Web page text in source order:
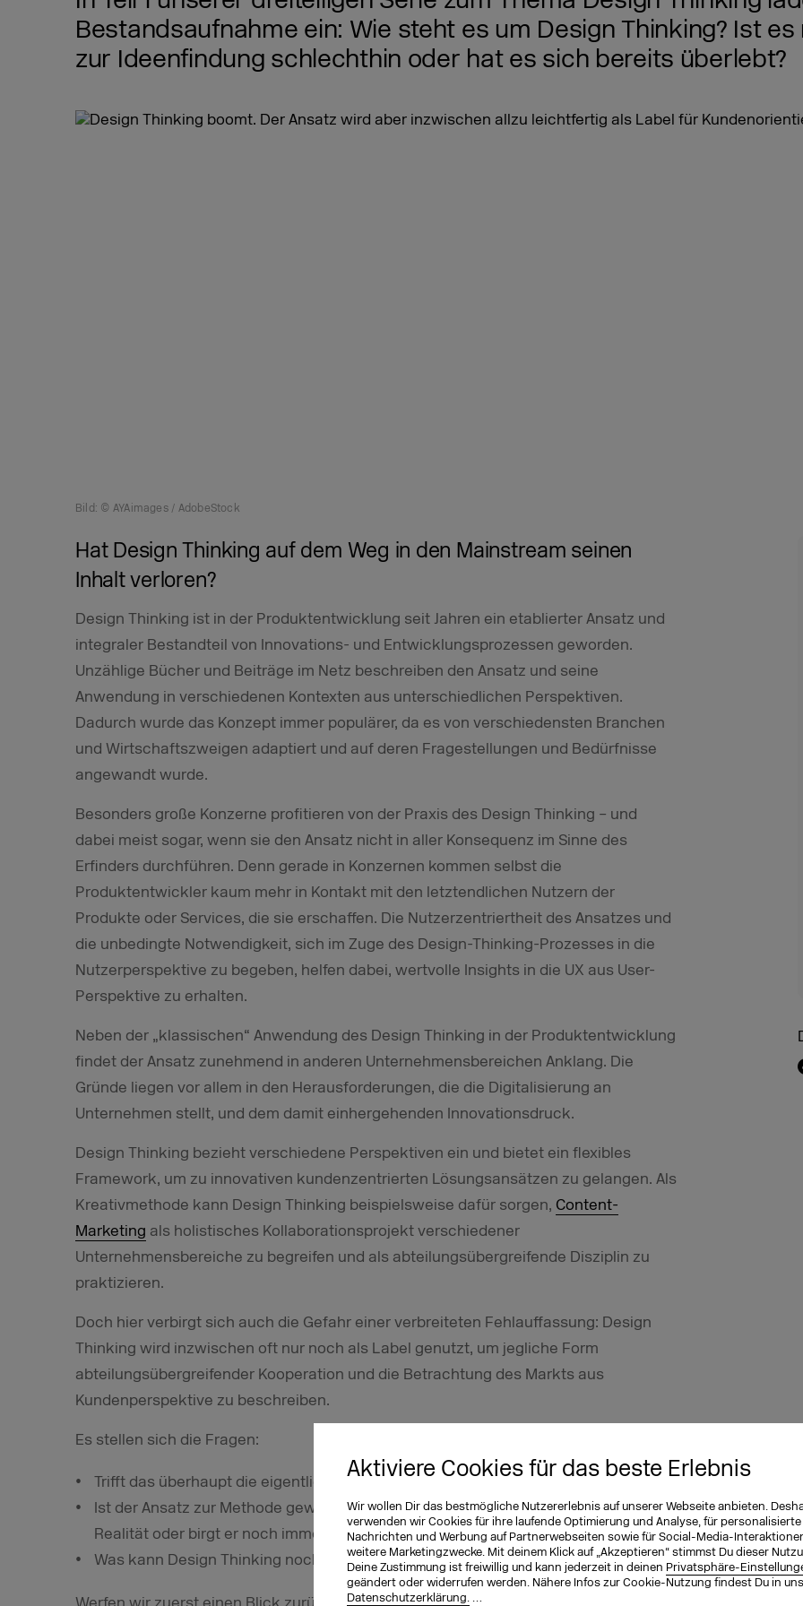
Aktiviere Cookies für das beste Erlebnis
Wir wollen Dir das bestmögliche Nutzererlebnis auf unserer Webseite anbieten.
verwenden wir Cookies für ihre laufende Optimierung und Analyse, für personalisierte
Nachrichten und Werbung auf Partnerwebseiten sowie für Social-Media-
weitere Marketingzwecke. Mit deinem Klick auf „Akzeptieren“ stimmst Du dieser
Deine Zustimmung ist freiwillig und kann jederzeit in deinen Privatsphäre-
geändert oder widerrufen werden. Nähere Infos zur Cookie-Nutzung findest Du in
Datenschutzerklärung. …
Bestandsaufnahme ein: Wie steht es um Design Thinking? Ist
zur Ideenfindung schlechthin oder hat es sich bereits überlebt?
Bild: © AYAimages / AdobeStock
Hat Design Thinking auf dem Weg in den Mainstream seinen
Inhalt verloren?
Design Thinking ist in der Produktentwicklung seit Jahren ein etablierter Ansatz und
integraler Bestandteil von Innovations- und Entwicklungsprozessen geworden.
Unzählige Bücher und Beiträge im Netz beschreiben den Ansatz und seine
Anwendung in verschiedenen Kontexten aus unterschiedlichen Perspektiven.
Dadurch wurde das Konzept immer populärer, da es von verschiedensten Branchen
und Wirtschaftszweigen adaptiert und auf deren Fragestellungen und Bedürfnisse
angewandt wurde.
Besonders große Konzerne profitieren von der Praxis des Design Thinking – und
dabei meist sogar, wenn sie den Ansatz nicht in aller Konsequenz im Sinne des
Erfinders durchführen. Denn gerade in Konzernen kommen selbst die
Produktentwickler kaum mehr in Kontakt mit den letztendlichen Nutzern der
Produkte oder Services, die sie erschaffen. Die Nutzerzentriertheit des Ansatzes und
die unbedingte Notwendigkeit, sich im Zuge des Design-Thinking-Prozesses in die
Nutzerperspektive zu begeben, helfen dabei, wertvolle Insights in die UX aus User-
Perspektive zu erhalten.
Neben der „klassischen“ Anwendung des Design Thinking in der Produktentwicklung
findet der Ansatz zunehmend in anderen Unternehmensbereichen Anklang. Die
Gründe liegen vor allem in den Herausforderungen, die die Digitalisierung an
Unternehmen stellt, und dem damit einhergehenden Innovationsdruck.
Design Thinking bezieht verschiedene Perspektiven ein und bietet ein flexibles
Framework, um zu innovativen kundenzentrierten Lösungsansätzen zu gelangen. Als
Kreativmethode kann Design Thinking beispielsweise dafür sorgen, Content-
Marketing als holistisches Kollaborationsprojekt verschiedener
Unternehmensbereiche zu begreifen und als abteilungsübergreifende Disziplin zu
praktizieren.
Doch hier verbirgt sich auch die Gefahr einer verbreiteten Fehlauffassung: Design
Thinking wird inzwischen oft nur noch als Label genutzt, um jegliche Form
abteilungsübergreifender Kooperation und die Betrachtung des Markts aus
Kundenperspektive zu beschreiben.
Es stellen sich die Fragen:
Trifft das überhaupt die eigentliche Intention des Ansatzes?
Ist der Ansatz zur Methode geworden und seine Inhalte sind längst gelebte
Realität oder birgt er noch immer innovatives Potenzial?
Was kann Design Thinking noch bieten?